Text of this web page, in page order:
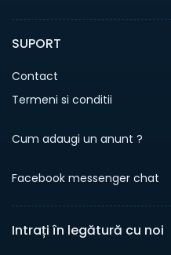
SUPORT
Contact
Termeni si conditii
Cum adaugi un anunt ?
Facebook messenger chat
Intrați în legătură cu noi